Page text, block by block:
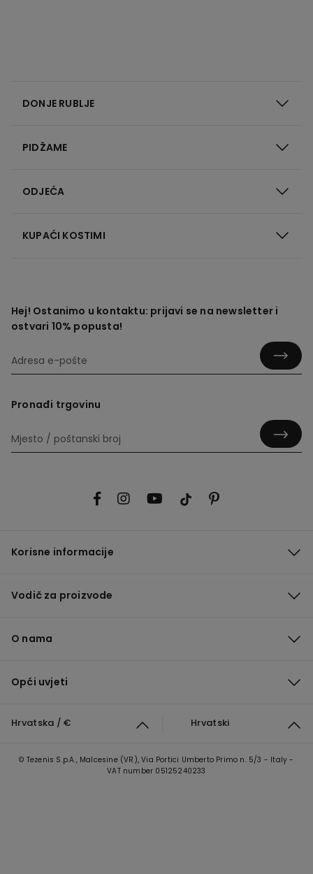
DONJE RUBLJE
PIDŽAME
ODJEĆA
KUPAĆI KOSTIMI
Hej! Ostanimo u kontaktu: prijavi se na newsletter i
ostvari 10% popusta!
Pronađi trgovinu
Korisne informacije
Vodič za proizvode
O nama
Opći uvjeti
Hrvatska / € Hrvatski
© Tezenis S.p.A., Malcesine (VR), Via Portici Umberto Primo n. 5/3 - Italy -
VAT number 05125240233